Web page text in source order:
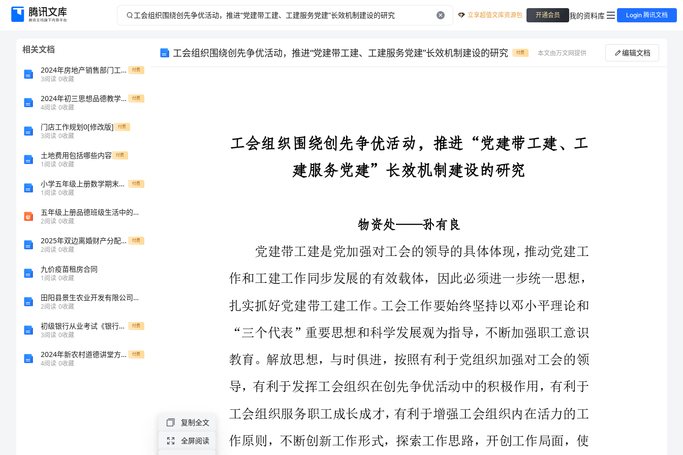
工
动，
立享超值文库资源包 开通会员 我的资料库 Login 腾讯文档
相关文档
2024年房地产销售部门工作总结 付费
3阅读 0收藏
2024年初三思想品德教学计划 付费
4阅读 0收藏
门店工作规划0[修改版] 付费
3阅读 0收藏
土地费用包括哪些内容 付费
1阅读 0收藏
小学五年级上册数学期末考试试卷附完整答案【必刷】 付费
1阅读 0收藏
五年级上册品德班级生活中的民主泰山版ppt课件
2阅读 0收藏
2025年双边离婚财产分配合同范文 付费
2阅读 0收藏
九价疫苗租房合同
1阅读 0收藏
田阳县景生农业开发有限公司介绍企业发展分析报告
2阅读 0收藏
初级银行从业考试《银行业法律法规与综合能力》过关练习试题D卷 付费
3阅读 0收藏
2024年新农村道德讲堂方案范本 付费
4阅读 0收藏
工会组织围绕创先争优活动，推进“党建带工建、工建服务党建”长效机制建设的研究 付费 本文由万文网提供 编辑文档
高度重视、上下联动——不断深化党建带工建工作
强工会的建设的关键。坚持“党建带工建”，能够使工会组织的
建服务党建”长效机制建设的研究
物资处——孙有良
作和工建工作同步发展的有效载体，因此必须进一步统一思想，
“三个代表”重要思想和科学发展观为指导，不断加强职工意识
教育。解放思想，与时俱进，按照有利于党组织加强对工会的领
导，有利于发挥工会组织在创先争优活动中的积极作用，有利于
党建带工建带出了目标，带出了特色，带出了成效，有力地推动
“党建带工建”工作向前发展。
复制全文
全屏阅读